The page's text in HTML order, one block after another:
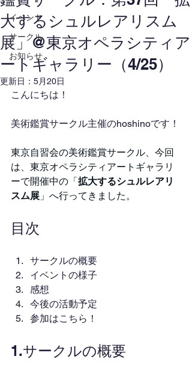
イベント
サークル
お知らせ
大するシュルレアリスム
展」@東京オペラシティア
ートギャラリー（4/25）
更新日： 5月20日
こんにちは！
美術鑑賞サークル主催のhoshinoです！
東京自習会の美術鑑賞サークル、今回
は、東京オペラシティアートギャラリ
ーで開催中の「拡大するシュルレアリ
スム展 」へ行ってきました。
目次
サークルの概要
イベントの様子
感想
今後の活動予定
参加はこちら！
1.サークルの概要